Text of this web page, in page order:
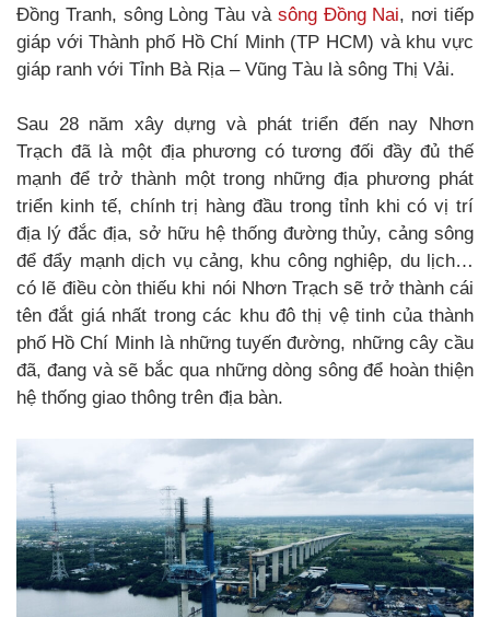
Đồng Tranh, sông Lòng Tàu và sông Đồng Nai, nơi tiếp
giáp với Thành phố Hồ Chí Minh (TP HCM) và khu vực
giáp ranh với Tỉnh Bà Rịa – Vũng Tàu là sông Thị Vải.
Sau 28 năm xây dựng và phát triển đến nay Nhơn
Trạch đã là một địa phương có tương đối đầy đủ thế
mạnh để trở thành một trong những địa phương phát
triển kinh tế, chính trị hàng đầu trong tỉnh khi có vị trí
địa lý đắc địa, sở hữu hệ thống đường thủy, cảng sông
để đẩy mạnh dịch vụ cảng, khu công nghiệp, du lịch…
có lẽ điều còn thiếu khi nói Nhơn Trạch sẽ trở thành cái
tên đắt giá nhất trong các khu đô thị vệ tinh của thành
phố Hồ Chí Minh là những tuyến đường, những cây cầu
đã, đang và sẽ bắc qua những dòng sông để hoàn thiện
hệ thống giao thông trên địa bàn.